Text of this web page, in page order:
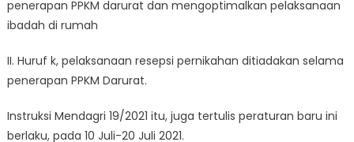
penerapan PPKM darurat dan mengoptimalkan pelaksanaan
ibadah di rumah
II. Huruf k, pelaksanaan resepsi pernikahan ditiadakan selama
penerapan PPKM Darurat.
Instruksi Mendagri 19/2021 itu, juga tertulis peraturan baru ini
berlaku, pada 10 Juli-20 Juli 2021.